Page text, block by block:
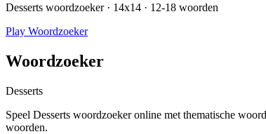
Desserts woordzoeker · 14x14 · 12-18 woorden
Play Woordzoeker
Woordzoeker
Desserts
Speel Desserts woordzoeker online met thematische
woorden.